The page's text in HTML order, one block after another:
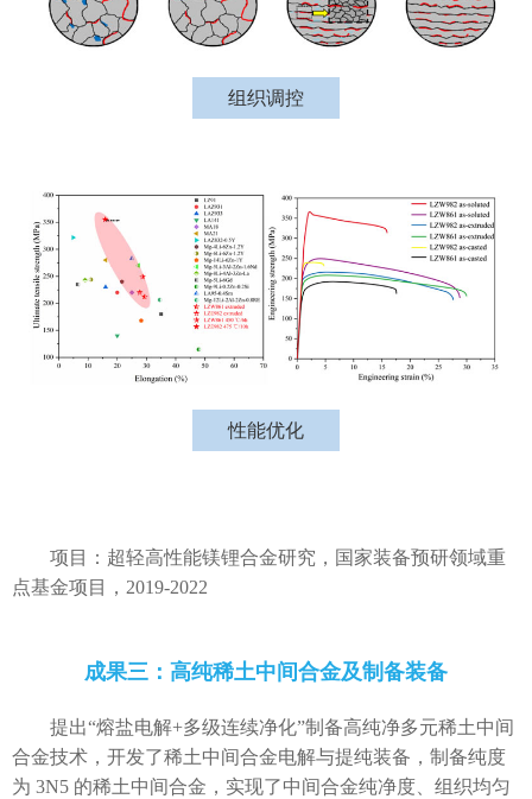
组织调控
性能优化
项目：超轻高性能镁锂合金研究，国家装备预研领域重
点基金项目，2019-2022
成果三：高纯稀土中间合金及制备装备
提出“熔盐电解+多级连续净化”制备高纯净多元稀土中间
合金技术，开发了稀土中间合金电解与提纯装备，制备纯度
为 3N5 的稀土中间合金，实现了中间合金纯净度、组织均匀